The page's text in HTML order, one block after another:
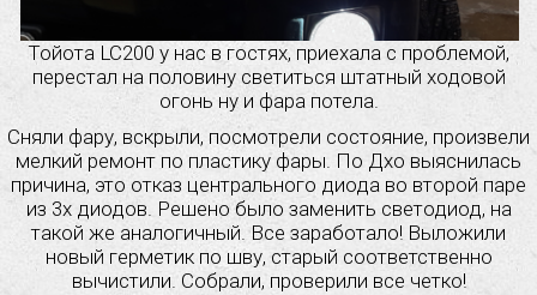
Тойота LC200 у нас в гостях, приехала с проблемой,
перестал на половину светиться штатный ходовой
огонь ну и фара потела.
Сняли фару, вскрыли, посмотрели состояние, произвели
мелкий ремонт по пластику фары. По Дхо выяснилась
причина, это отказ центрального диода во второй паре
из 3х диодов. Решено было заменить светодиод, на
такой же аналогичный. Все заработало! Выложили
новый герметик по шву, старый соответственно
вычистили. Собрали, проверили все четко!